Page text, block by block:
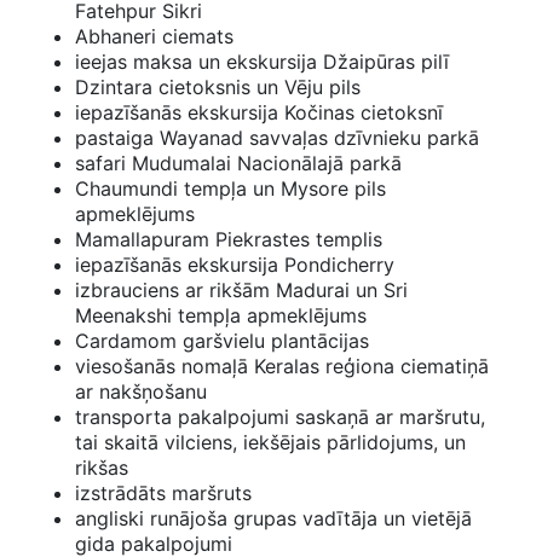
Fatehpur Sikri
Abhaneri ciemats
ieejas maksa un ekskursija Džaipūras pilī
Dzintara cietoksnis un Vēju pils
iepazīšanās ekskursija Kočinas cietoksnī
pastaiga Wayanad savvaļas dzīvnieku parkā
safari Mudumalai Nacionālajā parkā
Chaumundi tempļa un Mysore pils
apmeklējums
Mamallapuram Piekrastes templis
iepazīšanās ekskursija Pondicherry
izbrauciens ar rikšām Madurai un Sri
Meenakshi tempļa apmeklējums
Cardamom garšvielu plantācijas
viesošanās nomaļā Keralas reģiona ciematiņā
ar nakšņošanu
transporta pakalpojumi saskaņā ar maršrutu,
tai skaitā vilciens, iekšējais pārlidojums, un
rikšas
izstrādāts maršruts
angliski runājoša grupas vadītāja un vietējā
gida pakalpojumi